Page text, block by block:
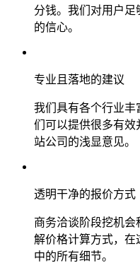
分钱。我们对用户
的信心。
专业且落地的建议
我们具有各个行业丰
们可以提供很多有效
站公司的浅显意见。
透明干净的报价方式
商务洽谈阶段挖机
解价格计算方式，在
中的所有细节。